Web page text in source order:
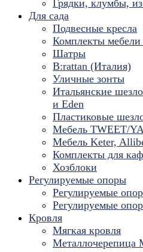
Грядки, клумбы,
Для сада
Подвесные кресла
Комплекты
Шатры
B:rattan (Италия)
Уличные зонты
Итальянские
и Eden
Пластиковые
Мебель TWEET/
Мебель Keter,
Комплекты для
Хозблоки
Регулируемые опоры
Регулируемые
Регулируемые
Кровля
Мягкая кровля
Металлочерепица